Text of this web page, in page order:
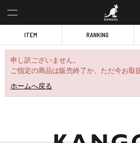
ITEM RANKING
申し訳ございません。
ご指定の商品は販売終了か、ただ今お取
ホームへ戻る